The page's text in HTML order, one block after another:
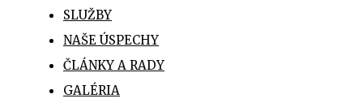
SLUŽBY
NAŠE ÚSPECHY
ČLÁNKY A RADY
GALÉRIA